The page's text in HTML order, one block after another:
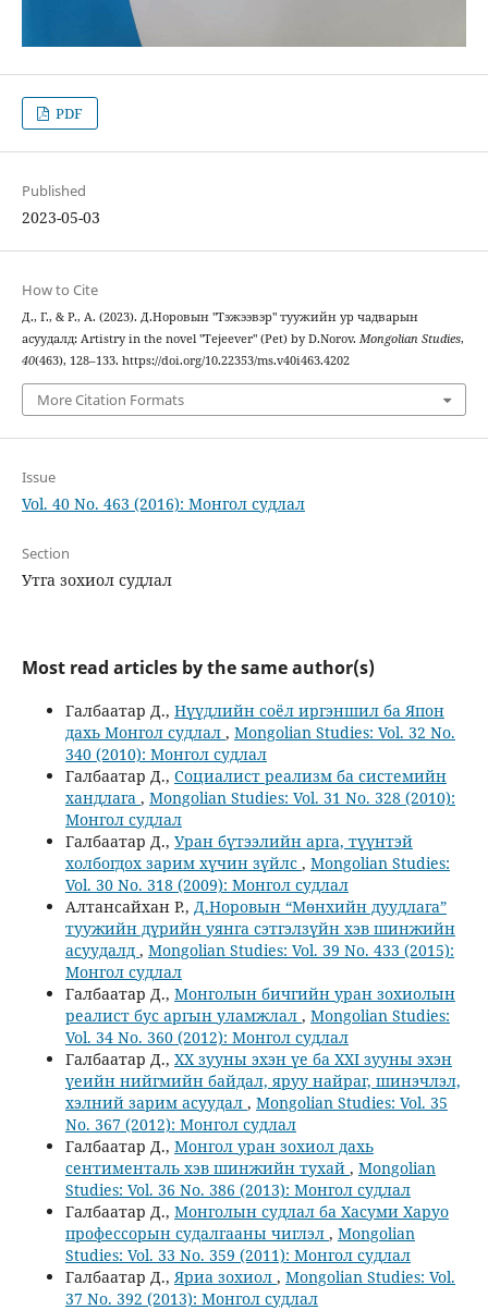
PDF
Published
2023-05-03
How to Cite
Д., Г., & Р., А. (2023). Д.Норовын "Тэжээвэр" туужийн ур чадварын
асуудалд: Artistry in the novel "Tejeever" (Pet) by D.Norov. Mongolian Studies,
40(463), 128–133. https://doi.org/10.22353/ms.v40i463.4202
More Citation Formats
Issue
Vol. 40 No. 463 (2016): Монгол судлал
Section
Утга зохиол судлал
Most read articles by the same author(s)
Галбаатар Д., Нүүдлийн соёл иргэншил ба Япон
дахь Монгол судлал , Mongolian Studies: Vol. 32 No.
340 (2010): Монгол судлал
Галбаатар Д., Социалист реализм ба системийн
хандлага , Mongolian Studies: Vol. 31 No. 328 (2010):
Монгол судлал
Галбаатар Д., Уран бүтээлийн арга, түүнтэй
холбогдох зарим хүчин зүйлс , Mongolian Studies:
Vol. 30 No. 318 (2009): Монгол судлал
Алтансайхан Р., Д.Норовын “Мөнхийн дуудлага”
туужийн дүрийн уянга сэтгэлзүйн хэв шинжийн
асуудалд , Mongolian Studies: Vol. 39 No. 433 (2015):
Монгол судлал
Галбаатар Д., Монголын бичгийн уран зохиолын
реалист бус аргын уламжлал , Mongolian Studies:
Vol. 34 No. 360 (2012): Монгол судлал
Галбаатар Д., XX зууны эхэн үе ба XXI зууны эхэн
үеийн нийгмийн байдал, яруу найраг, шинэчлэл,
хэлний зарим асуудал , Mongolian Studies: Vol. 35
No. 367 (2012): Монгол судлал
Галбаатар Д., Монгол уран зохиол дахь
сентименталь хэв шинжийн тухай , Mongolian
Studies: Vol. 36 No. 386 (2013): Монгол судлал
Галбаатар Д., Монголын судлал ба Хасуми Харуо
профессорын судалгааны чиглэл , Mongolian
Studies: Vol. 33 No. 359 (2011): Монгол судлал
Галбаатар Д., Яриа зохиол , Mongolian Studies: Vol.
37 No. 392 (2013): Монгол судлал